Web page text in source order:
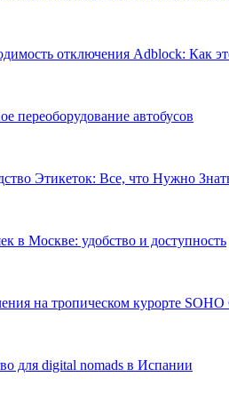
отключения Adblock: Как
переоборудование автобусов
Этикеток: Все, что Нужно
в Москве: удобство и доступность
на тропическом курорте
для digital nomads в Испании